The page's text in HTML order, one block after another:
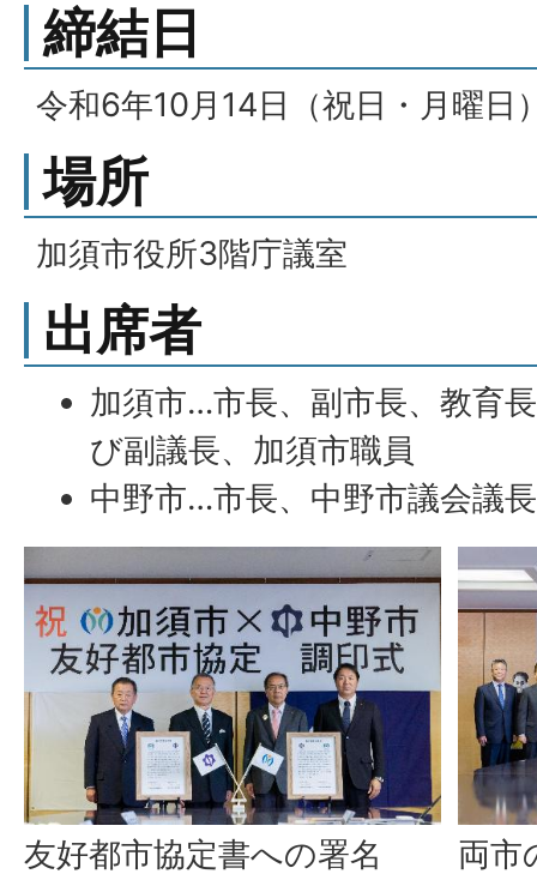
締結日
令和6年10月14日（祝日・月曜日
場所
加須市役所3階庁議室
出席者
加須市…市長、副市長、教育
び副議長、加須市職員
中野市…市長、中野市議会議
友好都市協定書への署名
両市